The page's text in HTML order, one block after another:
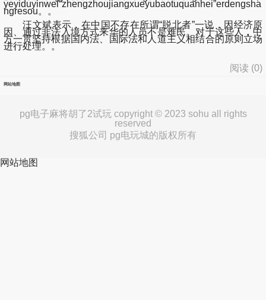
yeyiduyinwei“zhengzhoujiangxueyubaotuquanhei”erdengsha
ngresou。。
汪文斌表示，在中国不存在所谓“脱北者”一说，因经济原
因、通过非法入境方式来华的人员不是难民。对于这些人，中
方一贯坚持根据国内法、国际法和人道主义相结合的原则立场
进行处理。。
阅读 (0)
网站地图
pg电子麻将胡了2试玩 copyright © 2023 sohu all rights
reserved
搜狐公司 pg电玩城的版权所有
网站地图